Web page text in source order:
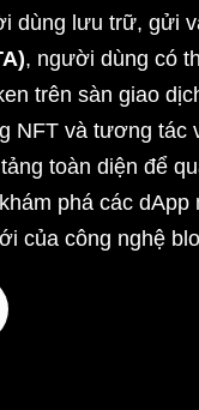
dùng lưu trữ, gửi
, người dùng có
trên sàn giao
NFT và tương tác
tảng toàn diện để
phá các
của công nghệ